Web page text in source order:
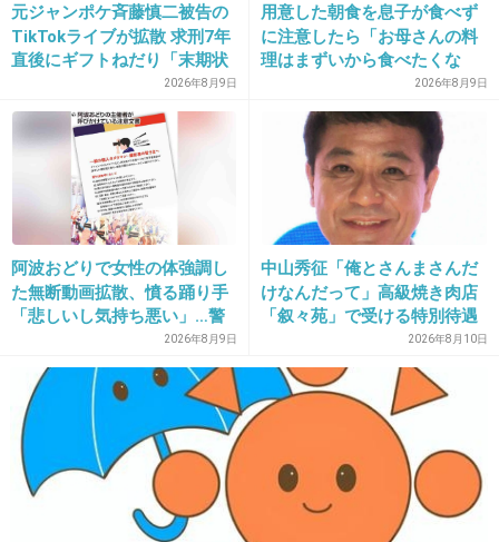
18. 匿名2013/12/06(金) 09:58:31
たかじん毒盛られてんじゃない？
また体壊したし、３年交際してんだよね。
19. 匿名 2013/12/06(金) 09:58:39
きもちわるっ
+53 -9
20. 匿名
32も上の爺さんとか、考えただけでオェ〜〜〜
ってなる…
元ジャンポケ斉藤慎二被告の
TikTokライブが拡散 求刑7年
直後にギフトねだり「末期状
2026年8月9日
用意した朝食を息子が食べず
に注意したら「お母さんの料
理はまずいから食べたくな
い」と…「まずいなら食べな
くていい。今後は自分で食事
を用意しなさい。お金は渡
す」と言った話が議論に
2026年8月9日
阿波おどりで女性の体強調し
た無断動画拡散、憤る踊り手
「悲しいし気持ち悪い」…警
2026年8月9日
中山秀征「俺とさんまさんだ
けなんだって」高級焼き肉店
「叙々苑」で受ける特別待遇
2026年8月10日